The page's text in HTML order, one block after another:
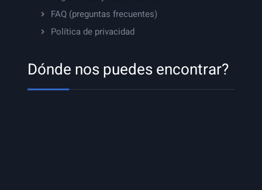
FAQ (preguntas frecuentes)
Política de privacidad
Dónde nos puedes encontrar?